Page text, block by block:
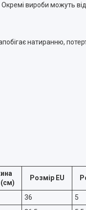
вироби можуть
натиранню,
(см)
Розмір EU
36 5